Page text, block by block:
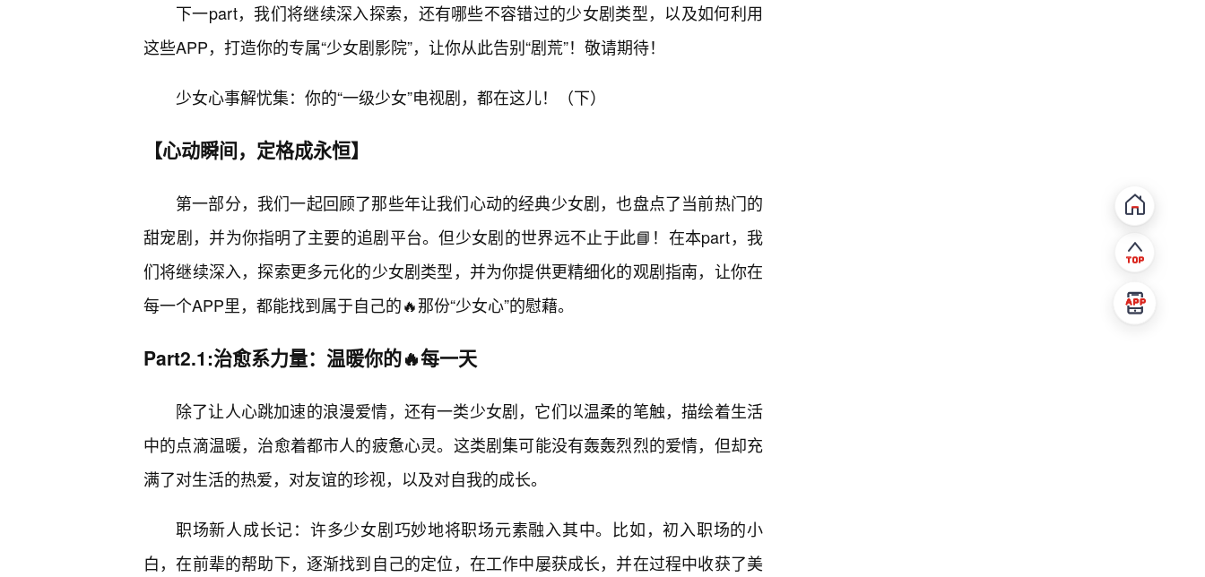
下一part，我们将继续深入探索，还有哪些不容错过的少女剧类型，以及如何利用
这些APP，打造你的专属“少女剧影院”，让你从此告别“剧荒”！敬请期待！
少女心事解忧集：你的“一级少女”电视剧，都在这儿！（下）
【心动瞬间，定格成永恒】
第一部分，我们一起回顾了那些年让我们心动的经典少女剧，也盘点了当前热门的
甜宠剧，并为你指明了主要的追剧平台。但少女剧的世界远不止于此📘！在本part，我
们将继续深入，探索更多元化的少女剧类型，并为你提供更精细化的观剧指南，让你在
每一个APP里，都能找到属于自己的🔥那份“少女心”的慰藉。
Part2.1:治愈系力量：温暖你的🔥每一天
除了让人心跳加速的浪漫爱情，还有一类少女剧，它们以温柔的笔触，描绘着生活
中的点滴温暖，治愈着都市人的疲惫心灵。这类剧集可能没有轰轰烈烈的爱情，但却充
满了对生活的热爱，对友谊的珍视，以及对自我的成长。
职场新人成长记：许多少女剧巧妙地将职场元素融入其中。比如，初入职场的小
白，在前辈的帮助下，逐渐找到自己的定位，在工作中屡获成长，并在过程中收获了美